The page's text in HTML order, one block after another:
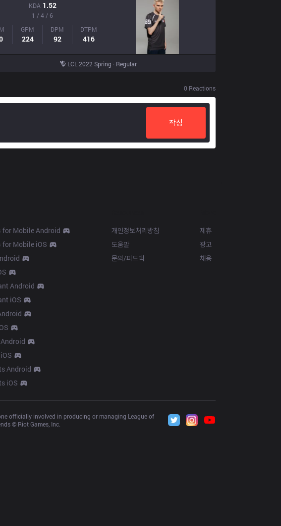
KDA 1.52
1 / 4 / 6
GPM
224
DPM
92
DTPM
416
LCL 2022 Spring · Regular
0 Reactions
작성
for Mobile Android
for Mobile iOS
Android
iOS
Android
iOS
개인정보처리방침
도움말
문의/피드백
제휴
광고
채용
officially involved in producing or managing League of
© Riot Games, Inc.